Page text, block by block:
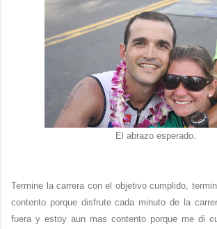
El abrazo esperado.
Termine la carrera con el objetivo cumplido,
contento porque disfrute cada minuto de la
fuera y estoy aun mas contento porque me di